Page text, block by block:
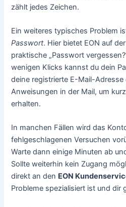
zählt jedes Zeichen.
Ein weiteres typisches Problem
Passwort. Hier bietet EON auf
praktische „Passwort
wenigen Klicks kannst du dein
deine registrierte E-Mail-
Anweisungen in der Mail, um
erhalten.
In manchen Fällen wird das
fehlgeschlagenen Versuchen
Warte dann einige Minuten ab
Sollte weiterhin kein Zugang
direkt an den EON
Probleme spezialisiert ist und dir